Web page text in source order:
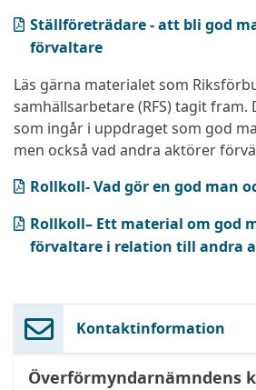
Ställföreträdare - att bli god
förvaltare
(PDF, öppnas i ny flik)
Läs gärna materialet som
samhällsarbetare (RFS) tagit fram.
som ingår i uppdraget som god
men också vad andra aktörer
Rollkoll- Vad gör en god man
(PDF, öppnas i ny flik)
Rollkoll– Ett material om god
förvaltare i relation till andra
(PDF, öppnas i ny flik)
Kontaktinformation
Överförmyndarnämndens